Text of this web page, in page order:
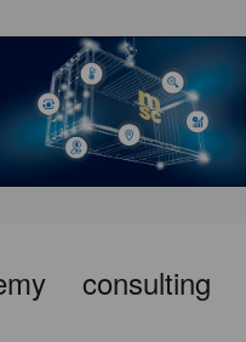
consulting